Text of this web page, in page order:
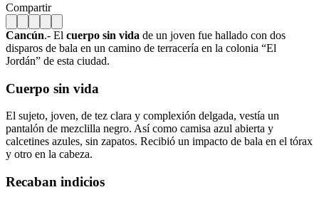
Compartir
Cancún.- El cuerpo sin vida de un joven fue hallado con dos
disparos de bala en un camino de terracería en la colonia “El
Jordán” de esta ciudad.
Cuerpo sin vida
El sujeto, joven, de tez clara y complexión delgada, vestía un
pantalón de mezclilla negro. Así como camisa azul abierta y
calcetines azules, sin zapatos. Recibió un impacto de bala en el tórax
y otro en la cabeza.
Recaban indicios